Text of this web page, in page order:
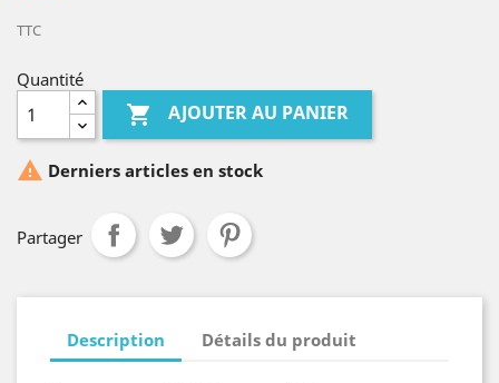
TTC
Quantité
 AJOUTER AU PANIER
 Derniers articles en stock
Partager
Description Détails du produit